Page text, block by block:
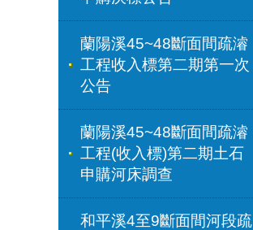
蘭陽溪45~48斷面間疏濬
工程收入標第二期第一次
公告
蘭陽溪45~48斷面間疏濬
工程(收入標)第二期土石
申購河床調查
和平溪4至9斷面間河段疏